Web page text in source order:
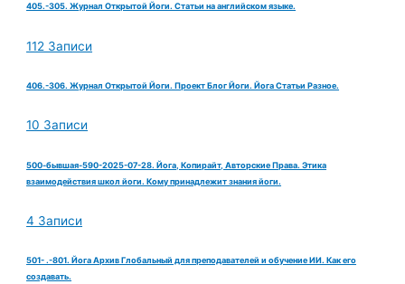
405.-305. Журнал Открытой Йоги. Статьи на английском языке.
112 Записи
406.-306. Журнал Открытой Йоги. Проект Блог Йоги. Йога Статьи Разное.
10 Записи
500-бывшая-590-2025-07-28. Йога, Копирайт, Авторские Права. Этика
взаимодействия школ йоги. Кому принадлежит знания йоги.
4 Записи
501- .-801. Йога Архив Глобальный для преподавателей и обучение ИИ. Как его
создавать.